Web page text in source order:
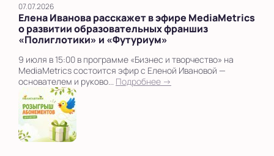
07.07.2026
Елена Иванова расскажет в эфире MediaMetrics
о развитии образовательных франшиз
«Полиглотики» и «Футуриум»
9 июля в 15:00 в программе «Бизнес и творчество» на
MediaMetrics состоится эфир с Еленой Ивановой —
основателем и руково... Подробнее →